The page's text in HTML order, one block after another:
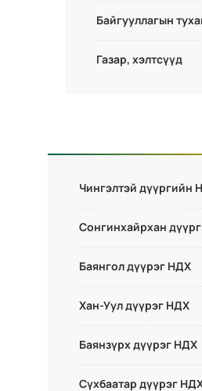
Байгууллагын
Газар, хэлтсүүд
Чингэлтэй дүүргийн
Сонгинхайрхан
Баянгол дүүрэг НДХ
Хан-Уул дүүрэг НДХ
Баянзүрх дүүрэг НДХ
Сүхбаатар дүүрэг